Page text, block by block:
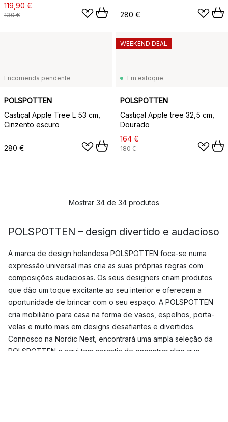
119,90 €
130 € 280 €
Encomenda pendente
POLSPOTTEN
Castiçal Apple Tree L 53 cm,
Cinzento escuro
280 €
Em estoque
POLSPOTTEN
Castiçal Apple tree 32,5 cm,
Dourado
164 €
180 €
WEEKEND DEAL
Mostrar 34 de 34 produtos
POLSPOTTEN – design divertido e audacioso
A marca de design holandesa POLSPOTTEN foca-se numa
expressão universal mas cria as suas próprias regras com
composições audaciosas. Os seus designers criam produtos
que dão um toque excitante ao seu interior e oferecem a
oportunidade de brincar com o seu espaço. A POLSPOTTEN
cria mobiliário para casa na forma de vasos, espelhos, porta-
velas e muito mais em designs desafiantes e divertidos.
Connosco na Nordic Nest, encontrará uma ampla seleção da
POLSPOTTEN e aqui tem garantia de encontrar algo que